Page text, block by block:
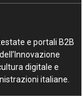
e portali B2B
digitale e
italiane.